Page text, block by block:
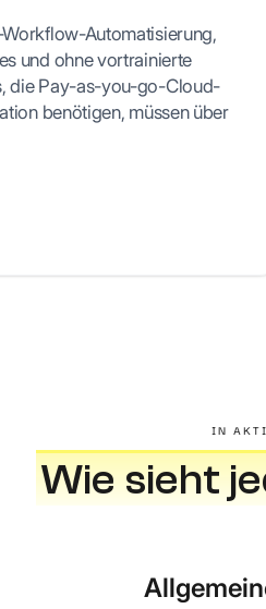
Automatisierung,
und ohne vortrainierte
die Pay-as-you-go-Cloud-
benötigen, müssen über
IN
Wie sieht